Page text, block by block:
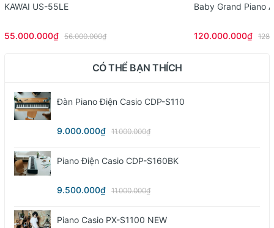
KAWAI US-55LE
55.000.000₫ 56.000.000₫
Baby Grand Piano
120.000.000₫
CÓ THỂ BẠN THÍCH
Đàn Piano Điện Casio CDP-S110
9.000.000₫ 11.000.000₫
Piano Điện Casio CDP-S160BK
9.500.000₫ 11.000.000₫
Piano Casio PX-S1100 NEW